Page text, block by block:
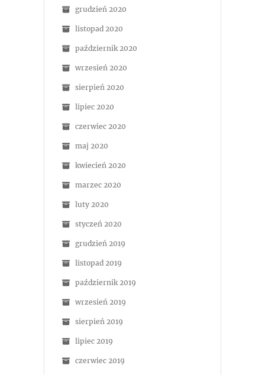
grudzień 2020
listopad 2020
październik 2020
wrzesień 2020
sierpień 2020
lipiec 2020
czerwiec 2020
maj 2020
kwiecień 2020
marzec 2020
luty 2020
styczeń 2020
grudzień 2019
listopad 2019
październik 2019
wrzesień 2019
sierpień 2019
lipiec 2019
czerwiec 2019